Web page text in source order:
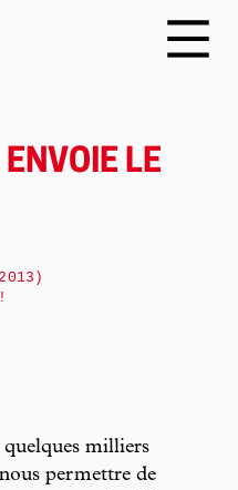
LE
milliers
permettre de